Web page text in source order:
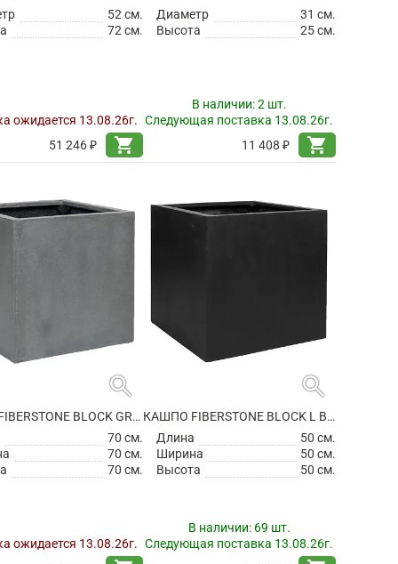
52 см.
72 см.
ожидается 13.08.26г.
51 246 ₽
shopping_cart
Диаметр
31 см.
Высота
25 см.
В наличии:2 шт.
Следующая поставка 13.08.26г.
11 408 ₽
shopping_cart
search
КАШПО FIBERSTONE BLOCK GREY XXL
70 см.
70 см.
70 см.
ожидается 13.08.26г.
search
КАШПО FIBERSTONE BLOCK L BLACK
Длина
50 см.
Ширина
50 см.
Высота
50 см.
В наличии: 69 шт.
Следующая поставка 13.08.26г.